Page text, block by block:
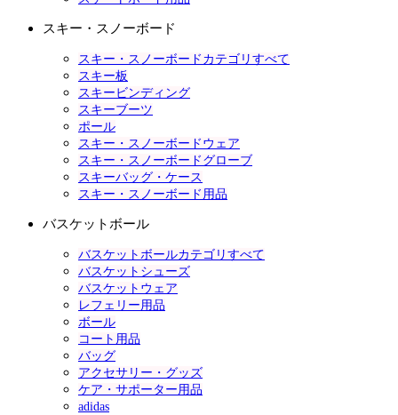
スキー・スノーボード
スキー・スノーボードカテゴリすべて
スキー板
スキービンディング
スキーブーツ
ポール
スキー・スノーボードウェア
スキー・スノーボードグローブ
スキーバッグ・ケース
スキー・スノーボード用品
バスケットボール
バスケットボールカテゴリすべて
バスケットシューズ
バスケットウェア
レフェリー用品
ボール
コート用品
バッグ
アクセサリー・グッズ
ケア・サポーター用品
adidas